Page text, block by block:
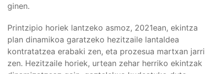
ginen.
Printzipio horiek lantzeko asmoz, 2021ean, ekintza
plan dinamikoa garatzeko hezitzaile lantaldea
kontratatzea erabaki zen, eta prozesua martxan jarri
zen. Hezitzaile horiek, urtean zehar herriko ekintzak